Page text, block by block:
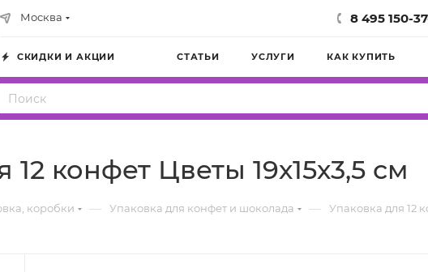
Москва 8 495 150-
СКИДКИ И АКЦИИ СТАТЬИ УСЛУГИ КАК КУПИТЬ
12 конфет Цветы 19х15х3,5 см
коробки — Упаковка для конфет и шоколада — Упаковка для 12